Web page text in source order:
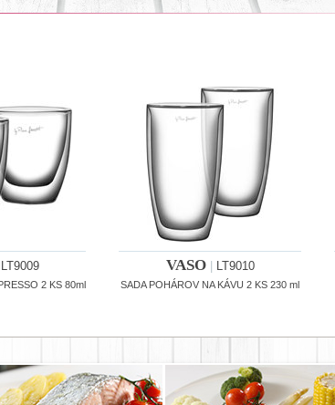
LT9009
2 KS 80ml
VASO| LT9010
SADA POHÁROV NA KÁVU 2 KS 230 ml